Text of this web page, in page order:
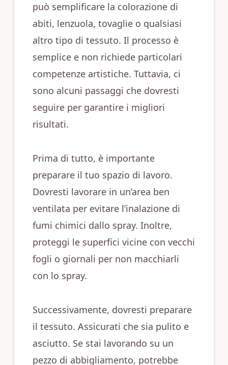
può semplificare la colorazione di
abiti, lenzuola, tovaglie o qualsiasi
altro tipo di tessuto. Il processo è
semplice e non richiede particolari
competenze artistiche. Tuttavia, ci
sono alcuni passaggi che dovresti
seguire per garantire i migliori
risultati.
Prima di tutto, è importante
preparare il tuo spazio di lavoro.
Dovresti lavorare in un’area ben
ventilata per evitare l’inalazione di
fumi chimici dallo spray. Inoltre,
proteggi le superfici vicine con vecchi
fogli o giornali per non macchiarli
con lo spray.
Successivamente, dovresti preparare
il tessuto. Assicurati che sia pulito e
asciutto. Se stai lavorando su un
pezzo di abbigliamento, potrebbe